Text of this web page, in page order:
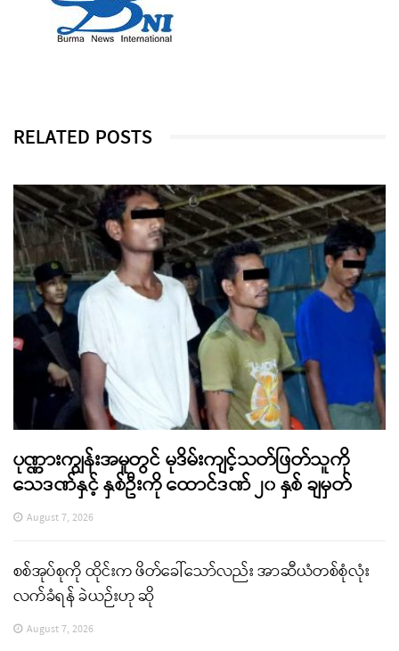
RELATED POSTS
ပုဏ္ဏားကျွန်းအမှုတွင် မုဒိမ်းကျင့်သတ်ဖြတ်သူကို
သေဒဏ်နှင့် နှစ်ဦးကို ထောင်ဒဏ် ၂၀ နှစ် ချမှတ်
August 7, 2026
စစ်အုပ်စုကို ထိုင်းက ဖိတ်ခေါ်သော်လည်း အာဆီယံတစ်စုံလုံး
လက်ခံရန် ခဲယဉ်းဟု ဆို
August 7, 2026